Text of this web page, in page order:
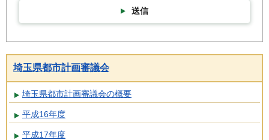
送信
埼玉県都市計画審議会
埼玉県都市計画審議会の概要
平成16年度
平成17年度